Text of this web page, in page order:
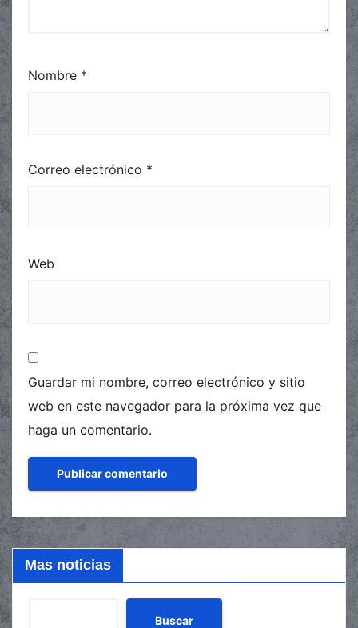
Nombre *
Correo electrónico *
Web
Guardar mi nombre, correo electrónico y sitio
web en este navegador para la próxima vez que
haga un comentario.
Mas noticias
Buscar